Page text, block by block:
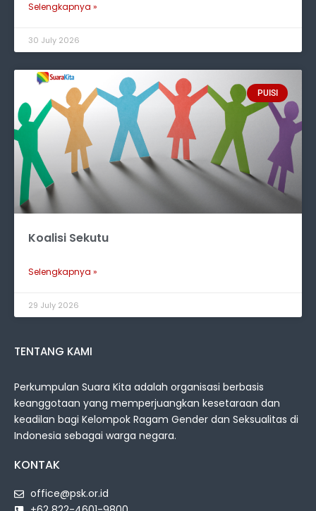
Selengkapnya »
30 July 2026
PUISI
Koalisi Sekutu
Selengkapnya »
29 July 2026
TENTANG KAMI
Perkumpulan Suara Kita adalah organisasi berbasis
keanggotaan yang memperjuangkan kesetaraan dan
keadilan bagi Kelompok Ragam Gender dan Seksualitas di
Indonesia sebagai warga negara.
KONTAK
office@psk.or.id